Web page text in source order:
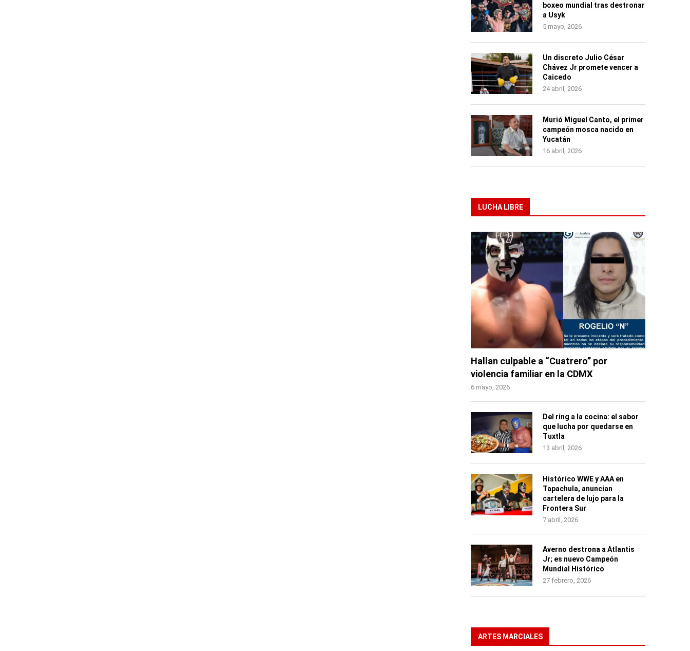
boxeo mundial tras destronar
a Usyk
5 mayo, 2026
Un discreto Julio César
Chávez Jr promete vencer a
Caicedo
24 abril, 2026
Murió Miguel Canto, el primer
campeón mosca nacido en
Yucatán
16 abril, 2026
LUCHA LIBRE
Hallan culpable a “Cuatrero” por
violencia familiar en la CDMX
6 mayo, 2026
Del ring a la cocina: el sabor
que lucha por quedarse en
Tuxtla
13 abril, 2026
Histórico WWE y AAA en
Tapachula, anuncian
cartelera de lujo para la
Frontera Sur
7 abril, 2026
Averno destrona a Atlantis
Jr; es nuevo Campeón
Mundial Histórico
27 febrero, 2026
ARTES MARCIALES